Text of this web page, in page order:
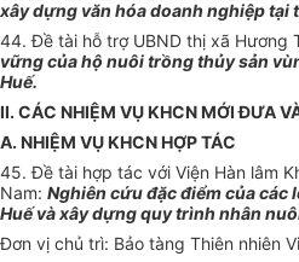
xây dựng văn hóa doanh nghiệp tại t
44. Đề tài hỗ trợ UBND thị xã Hương
vững của hộ nuôi trồng thủy sản
Huế.
II. CÁC NHIỆM VỤ KHCN MỚI ĐƯA
A. NHIỆM VỤ KHCN HỢP TÁC
45. Đề tài hợp tác với Viện Hàn lâm
Nam: Nghiên cứu đặc điểm của các
Huế và xây dựng quy trình nhân
Đơn vị chủ trì: Bảo tàng Thiên nhiên